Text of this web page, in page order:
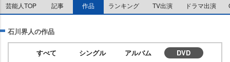
芸能人TOP 記事 作品 ランキング TV出演 ドラマ出演
石川界人の作品
すべて シングル アルバム
DVD